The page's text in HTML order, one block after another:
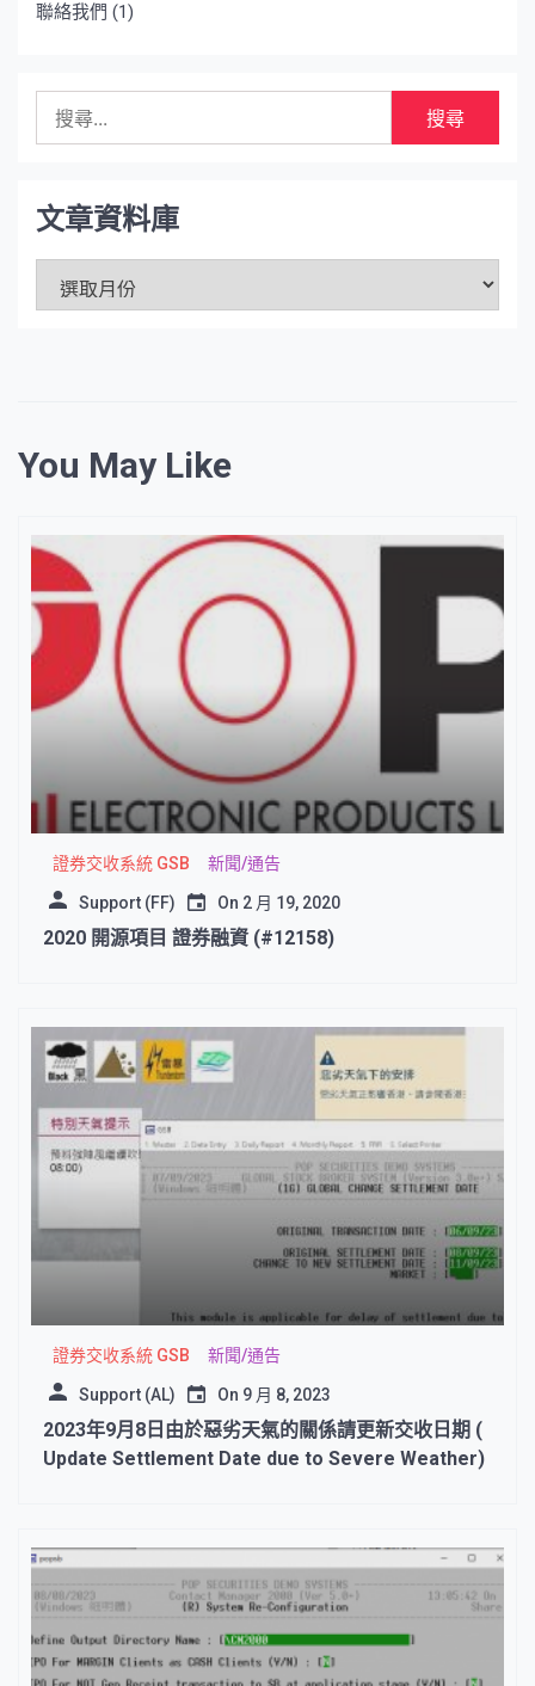
聯絡我們 (1)
字:
文章資料庫
資
You May Like
證券交收系統 GSB 新聞/通告
Support (FF) On 2 月 19, 2020
2020 開源項目 證券融資 (#12158)
證券交收系統 GSB 新聞/通告
Support (AL) On 9 月 8, 2023
2023年9月8日由於惡劣天氣的關係請更新交收日期 (
Update Settlement Date due to Severe Weather)